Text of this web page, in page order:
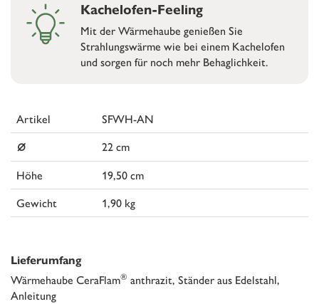
Kachelofen-Feeling
Mit der Wärmehaube genießen Sie
Strahlungswärme wie bei einem Kachelofen
und sorgen für noch mehr Behaglichkeit.
Artikel SFWH-AN
⌀
22 cm
Höhe
19,50 cm
Gewicht
1,90 kg
Lieferumfang
Wärmehaube CeraFlam® anthrazit, Ständer aus Edelstahl,
Anleitung